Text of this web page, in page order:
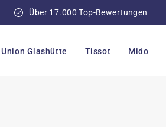
Über 17.000 Top-Bewertungen
Union Glashütte Tissot Mido